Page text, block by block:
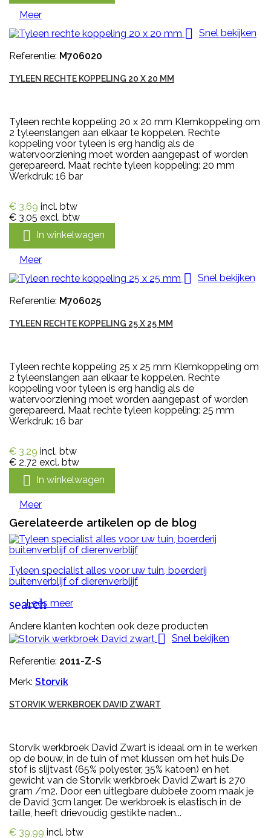
Meer
 Snel bekijken
Referentie: M706020
TYLEEN RECHTE KOPPELING 20 X 20 MM
Tyleen rechte koppeling 20 x 20 mm Klemkoppeling om
2 tyleenslangen aan elkaar te koppelen. Rechte
koppeling voor tyleen is erg handig als de
watervoorziening moet worden aangepast of worden
gerepareerd. Maat rechte tyleen koppeling: 20 mm
Werkdruk: 16 bar
€ 3,69 incl. btw
€ 3,05 excl. btw
 In winkelwagen
Meer
 Snel bekijken
Referentie: M706025
TYLEEN RECHTE KOPPELING 25 X 25 MM
Tyleen rechte koppeling 25 x 25 mm Klemkoppeling om
2 tyleenslangen aan elkaar te koppelen. Rechte
koppeling voor tyleen is erg handig als de
watervoorziening moet worden aangepast of worden
gerepareerd. Maat rechte tyleen koppeling: 25 mm
Werkdruk: 16 bar
€ 3,29 incl. btw
€ 2,72 excl. btw
 In winkelwagen
Meer
Gerelateerde artikelen op de blog
Tyleen specialist alles voor uw tuin, boerderij
buitenverblijf of dierenverblijf
search
Lees meer
Andere klanten kochten ook deze producten
 Snel bekijken
Referentie: 2011-Z-S
Merk: Storvik
STORVIK WERKBROEK DAVID ZWART
Storvik werkbroek David Zwart is ideaal om in te werken
op de bouw, in de tuin of met klussen om het huis.De
stof is slijtvast (65% polyester, 35% katoen) en het
gewicht van de Storvik werkbroek David Zwart is 270
gram /m2. Door een uitlegbare dubbele zoom maak je
de David 3cm langer. De werkbroek is elastisch in de
taille, heeft drievoudig gestikte naden...
€ 39,99 incl. btw